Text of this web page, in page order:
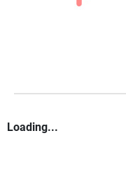
Loading...